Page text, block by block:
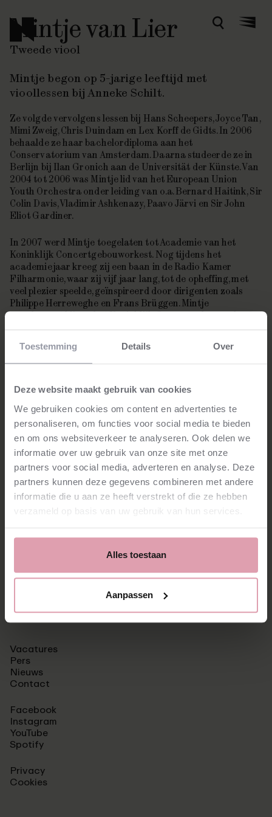
Toestemming Details Over
Deze website maakt gebruik van cookies
We gebruiken cookies om content en advertenties te
personaliseren, om functies voor social media te bieden
en om ons websiteverkeer te analyseren. Ook delen we
informatie over uw gebruik van onze site met onze
partners voor social media, adverteren en analyse. Deze
partners kunnen deze gegevens combineren met andere
informatie die u aan ze heeft verstrekt of die ze hebben
verzameld op basis van uw gebruik van hun services.
Alles toestaan
Aanpassen
ZoekenMenu
Mintje van Lier
Tweede viool
Mintje begon op 5-jarige leeftijd met
vioollessen bij Anneke Schilt.
Ze volgde vervolgens lessen bij Hans Scheepers, Joyce Tan,
Mimi Zweig, Chris Duindam en Lex Korff de Gidts. In 2006
behaalde ze haar bachelordiploma aan het
Conservatorium van Amsterdam. Daarna studeerde ze in
Berlijn bij Ilan Gronich aan de Universität der Künste. Van
2004 tot 2006 was Mintje lid van het European Union
Youth Orchestra onder leiding van o.a. Bernard Haitink, Sir
Colin Davis, Vladimir Ashkenazy, Paavo Järvi en Sir John
Eliot Gardiner.
In 2007 werd Mintje toegelaten tot Academie van het
Koninklijk Concertgebouworkest. Nog tijdens het
academiejaar kreeg zij een baan in de Radio Kamer
Filharmonie, waar zij vijf jaar lang, tot de opheffing, met
veel plezier speelde, geïnspireerd door dirigenten zoals
Philippe Herreweghe en Frans Brüggen. Mintje
remplaçeert bij o.a. het Koninklijk Concertgebouworkest
en het Mahler Chamber Orchestra. Tweemaal nam zij deel
de Berliner Philharmoniker. In Berlijn speelde zij met
Solistenensemble Kaleidoskop.
Mintje bespeelt een Johannes Fransiscus Cuypers (1812),
haar ter beschikking gesteld door het
Nationaal
Muziekinstrumenten Fonds .
Stay tuned!
Schrijf je in voor het laatste nieuws.
aanmelden⮫
Vacatures
Pers
Nieuws
Contact
Facebook
Instagram
YouTube
Spotify
Privacy
Cookies